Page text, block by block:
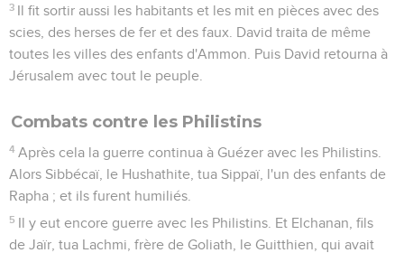
3 Il fit sortir aussi les habitants et les mit en pièces avec des
scies, des herses de fer et des faux. David traita de même
toutes les villes des enfants d'Ammon. Puis David retourna à
Jérusalem avec tout le peuple.
Combats contre les Philistins
4 Après cela la guerre continua à Guézer avec les Philistins.
Alors Sibbécaï, le Hushathite, tua Sippaï, l'un des enfants de
Rapha ; et ils furent humiliés.
5 Il y eut encore guerre avec les Philistins. Et Elchanan, fils
de Jaïr, tua Lachmi, frère de Goliath, le Guitthien, qui avait